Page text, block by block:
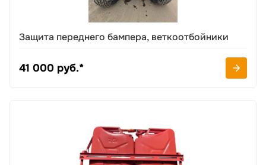
Защита переднего бампера, веткоотбойники
41 000 руб.*